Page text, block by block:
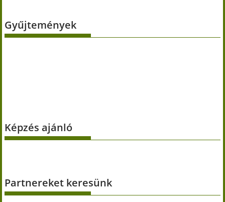
Gyűjtemények
Képzés ajánló
Partnereket keresünk